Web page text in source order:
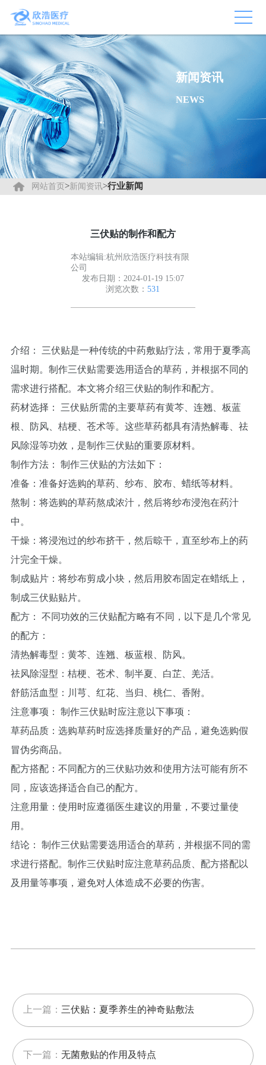
新闻资讯
NEWS
网站首页>新闻资讯>行业新闻
三伏贴的制作和配方
本站编辑:杭州欣浩医疗科技有限
公司
发布日期：2024-01-19 15:07
浏览次数：531
介绍： 三伏贴是一种传统的中药敷贴疗法，常用于夏季高
温时期。制作三伏贴需要选用适合的草药，并根据不同的
需求进行搭配。本文将介绍三伏贴的制作和配方。
药材选择： 三伏贴所需的主要草药有黄芩、连翘、板蓝
根、防风、桔梗、苍术等。这些草药都具有清热解毒、祛
风除湿等功效，是制作三伏贴的重要原材料。
制作方法： 制作三伏贴的方法如下：
准备：准备好选购的草药、纱布、胶布、蜡纸等材料。
熬制：将选购的草药熬成浓汁，然后将纱布浸泡在药汁
中。
干燥：将浸泡过的纱布挤干，然后晾干，直至纱布上的药
汁完全干燥。
制成贴片：将纱布剪成小块，然后用胶布固定在蜡纸上，
制成三伏贴贴片。
配方： 不同功效的三伏贴配方略有不同，以下是几个常见
的配方：
清热解毒型：黄芩、连翘、板蓝根、防风。
祛风除湿型：桔梗、苍术、制半夏、白芷、羌活。
舒筋活血型：川芎、红花、当归、桃仁、香附。
注意事项： 制作三伏贴时应注意以下事项：
草药品质：选购草药时应选择质量好的产品，避免选购假
冒伪劣商品。
配方搭配：不同配方的三伏贴功效和使用方法可能有所不
同，应该选择适合自己的配方。
注意用量：使用时应遵循医生建议的用量，不要过量使
用。
结论： 制作三伏贴需要选用适合的草药，并根据不同的需
求进行搭配。制作三伏贴时应注意草药品质、配方搭配以
及用量等事项，避免对人体造成不必要的伤害。
上一篇： 三伏贴：夏季养生的神奇贴敷法
下一篇： 无菌敷贴的作用及特点